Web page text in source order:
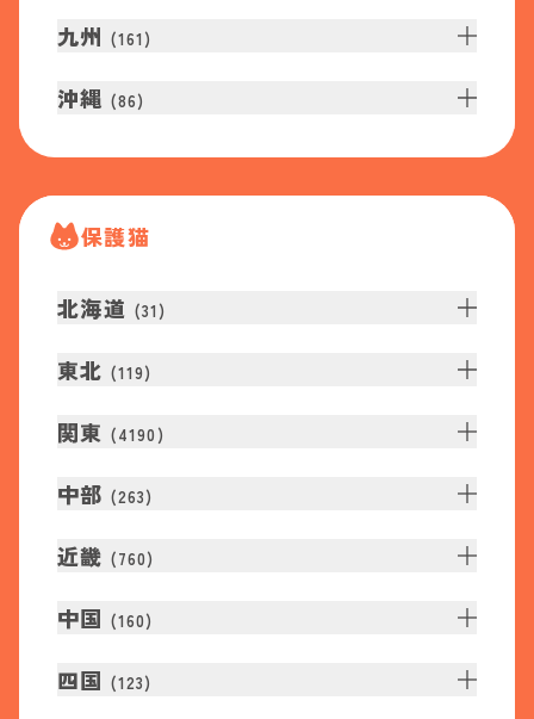
九州 (161 )
沖縄 (86)
保護猫
北海道 (31 )
東北 (119)
関東 (4190 )
中部 (263)
近畿 (760)
中国 (160)
四国 (123)